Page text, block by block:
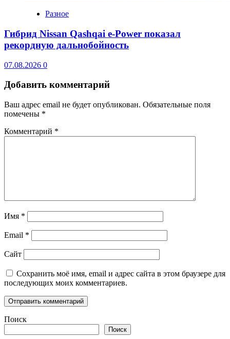
Разное
Гибрид Nissan Qashqai e-Power показал
рекордную дальнобойность
07.08.2026 0
Добавить комментарий
Ваш адрес email не будет опубликован. Обязательные поля
помечены *
Комментарий *
Имя *
Email *
Сайт
Сохранить моё имя, email и адрес сайта в этом браузере для
последующих моих комментариев.
Поиск
Поиск